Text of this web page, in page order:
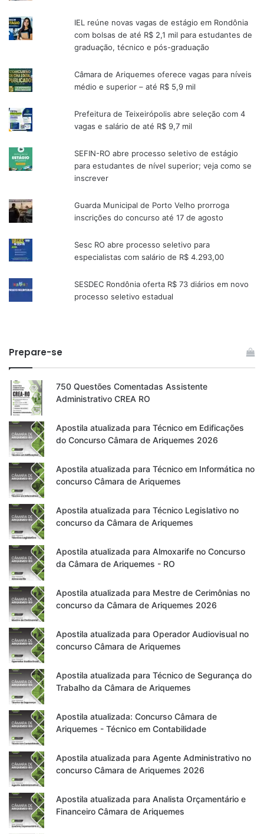
IEL reúne novas vagas de estágio em Rondônia
com bolsas de até R$ 2,1 mil para estudantes de
graduação, técnico e pós-graduação
Câmara de Ariquemes oferece vagas para níveis
médio e superior – até R$ 5,9 mil
Prefeitura de Teixeirópolis abre seleção com 4
vagas e salário de até R$ 9,7 mil
SEFIN-RO abre processo seletivo de estágio
para estudantes de nível superior; veja como se
inscrever
Guarda Municipal de Porto Velho prorroga
inscrições do concurso até 17 de agosto
Sesc RO abre processo seletivo para
especialistas com salário de R$ 4.293,00
SESDEC Rondônia oferta R$ 73 diários em novo
processo seletivo estadual
Prepare-se
750 Questões Comentadas Assistente
Administrativo CREA RO
Apostila atualizada para Técnico em Edificações
do Concurso Câmara de Ariquemes 2026
Apostila atualizada para Técnico em Informática no
concurso Câmara de Ariquemes
Apostila atualizada para Técnico Legislativo no
concurso da Câmara de Ariquemes
Apostila atualizada para Almoxarife no Concurso
da Câmara de Ariquemes - RO
Apostila atualizada para Mestre de Cerimônias no
concurso da Câmara de Ariquemes 2026
Apostila atualizada para Operador Audiovisual no
concurso Câmara de Ariquemes
Apostila atualizada para Técnico de Segurança do
Trabalho da Câmara de Ariquemes
Apostila atualizada: Concurso Câmara de
Ariquemes - Técnico em Contabilidade
Apostila atualizada para Agente Administrativo no
concurso Câmara de Ariquemes 2026
Apostila atualizada para Analista Orçamentário e
Financeiro Câmara de Ariquemes